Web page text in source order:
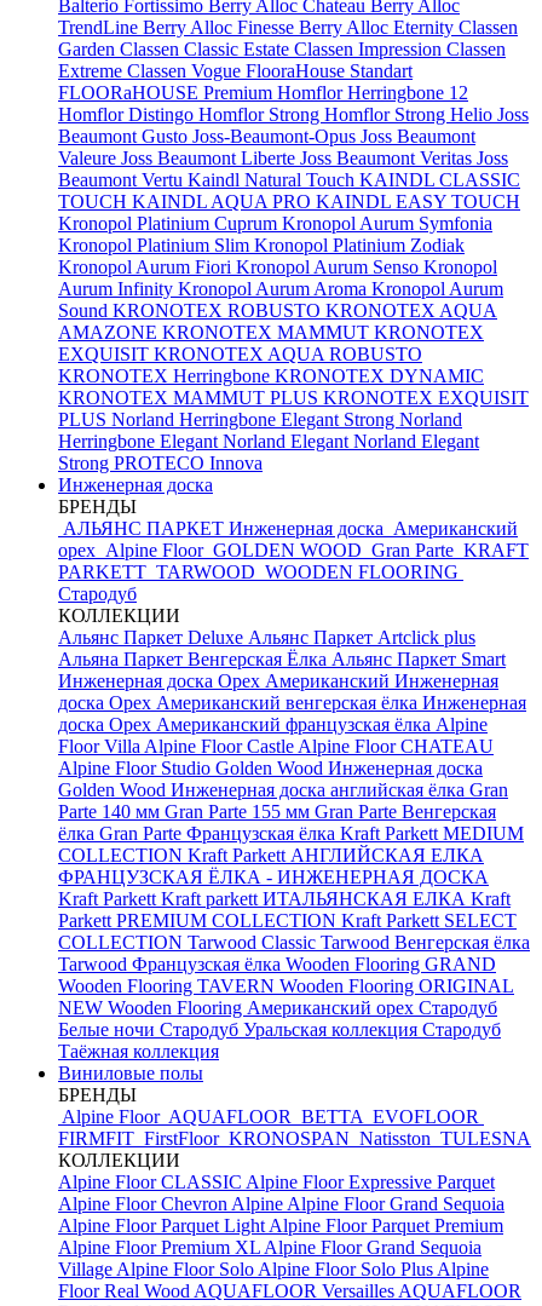
Balterio Fortissimo Berry Alloc Chateau Berry Alloc
TrendLine Berry Alloc Finesse Berry Alloc Eternity Classen
Garden Classen Classic Estate Classen Impression Classen
Extreme Classen Vogue FlooraHouse Standart
FLOORaHOUSE Premium Homflor Herringbone 12
Homflor Distingo Homflor Strong Homflor Strong Helio Joss
Beaumont Gusto Joss-Beaumont-Opus Joss Beaumont
Valeure Joss Beaumont Liberte Joss Beaumont Veritas Joss
Beaumont Vertu Kaindl Natural Touch KAINDL CLASSIC
TOUCH KAINDL AQUA PRO KAINDL EASY TOUCH
Kronopol Platinium Cuprum Kronopol Aurum Symfonia
Kronopol Platinium Slim Kronopol Platinium Zodiak
Kronopol Aurum Fiori Kronopol Aurum Senso Kronopol
Aurum Infinity Kronopol Aurum Aroma Kronopol Aurum
Sound KRONOTEX ROBUSTO KRONOTEX AQUA
AMAZONE KRONOTEX MAMMUT KRONOTEX
EXQUISIT KRONOTEX AQUA ROBUSTO
KRONOTEX Herringbone KRONOTEX DYNAMIC
KRONOTEX MAMMUT PLUS KRONOTEX EXQUISIT
PLUS Norland Herringbone Elegant Strong Norland
Herringbone Elegant Norland Elegant Norland Elegant
Strong PROTECO Innova
Инженерная доска
БРЕНДЫ
АЛЬЯНС ПАРКЕТ Инженерная доска Американский
орех Alpine Floor GOLDEN WOOD Gran Parte KRAFT
PARKETT TARWOOD WOODEN FLOORING
Стародуб
КОЛЛЕКЦИИ
Альянс Паркет Deluxe Альянс Паркет Artclick plus
Альяна Паркет Венгерская Ёлка Альянс Паркет Smart
Инженерная доска Орех Американский Инженерная
доска Орех Американский венгерская ёлка Инженерная
доска Орех Американский французская ёлка Alpine
Floor Villa Alpine Floor Castle Alpine Floor CHATEAU
Alpine Floor Studio Golden Wood Инженерная доска
Golden Wood Инженерная доска английская ёлка Gran
Parte 140 мм Gran Parte 155 мм Gran Parte Венгерская
ёлка Gran Parte Французская ёлка Kraft Parkett MEDIUM
COLLECTION Kraft Parkett АНГЛИЙСКАЯ ЕЛКА
ФРАНЦУЗСКАЯ ЁЛКА - ИНЖЕНЕРНАЯ ДОСКА
Kraft Parkett Kraft parkett ИТАЛЬЯНСКАЯ ЕЛКА Kraft
Parkett PREMIUM COLLECTION Kraft Parkett SELECT
COLLECTION Tarwood Classic Tarwood Венгерская ёлка
Tarwood Французская ёлка Wooden Flooring GRAND
Wooden Flooring TAVERN Wooden Flooring ORIGINAL
NEW Wooden Flooring Американский орех Стародуб
Белые ночи Стародуб Уральская коллекция Стародуб
Таёжная коллекция
Виниловые полы
БРЕНДЫ
Alpine Floor AQUAFLOOR BETTA EVOFLOOR
FIRMFIT FirstFloor KRONOSPAN Natisston TULESNA
КОЛЛЕКЦИИ
Alpine Floor CLASSIC Alpine Floor Expressive Parquet
Alpine Floor Chevron Alpine Alpine Floor Grand Sequoia
Alpine Floor Parquet Light Alpine Floor Parquet Premium
Alpine Floor Premium XL Alpine Floor Grand Sequoia
Village Alpine Floor Solo Alpine Floor Solo Plus Alpine
Floor Real Wood AQUAFLOOR Versailles AQUAFLOOR